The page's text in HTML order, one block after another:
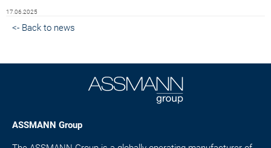
17.06.2025
<- Back to news
ASSMANN Group